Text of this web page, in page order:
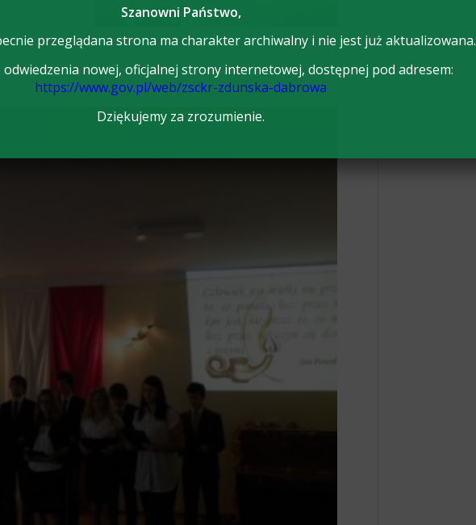
Szanowni Państwo,
przeglądana strona ma charakter archiwalny i nie jest już aktualizowana.
odwiedzenia nowej, oficjalnej strony internetowej, dostępnej pod adresem:
https://www.gov.pl/web/zsckr-zdunska-dabrowa
Dziękujemy za zrozumienie.